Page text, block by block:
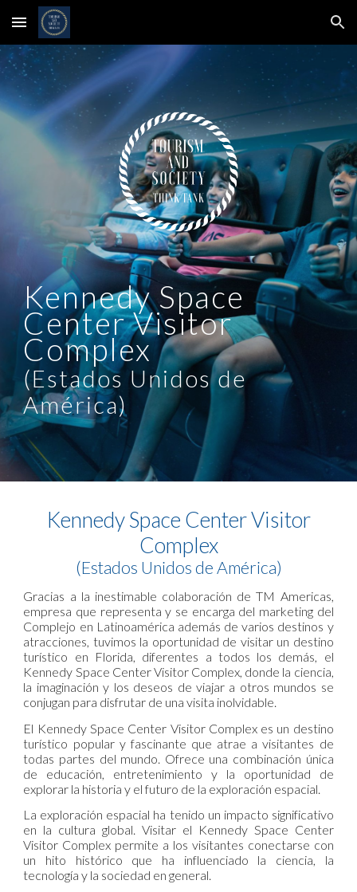
Skip to main content Skip to navigation
Kennedy Space
Center Visitor
Complex
(Estados Unidos de
América)
Kennedy Space Center Visitor
Complex
(Estados Unidos de América)
Gracias a la inestimable colaboración de TM Americas,
empresa que representa y se encarga del marketing del
Complejo en Latinoamérica además de varios destinos y
atracciones, tuvimos la oportunidad de visitar un destino
turístico en Florida, diferentes a todos los demás, el
Kennedy Space Center Visitor Complex, donde la ciencia,
la imaginación y los deseos de viajar a otros mundos se
conjugan para disfrutar de una visita inolvidable.
El Kennedy Space Center Visitor Complex es un destino
turístico popular y fascinante que atrae a visitantes de
todas partes del mundo. Ofrece una combinación única
de educación, entretenimiento y la oportunidad de
explorar la historia y el futuro de la exploración espacial.
La exploración espacial ha tenido un impacto significativo
en la cultura global. Visitar el Kennedy Space Center
Visitor Complex permite a los visitantes conectarse con
un hito histórico que ha influenciado la ciencia, la
tecnología y la sociedad en general.